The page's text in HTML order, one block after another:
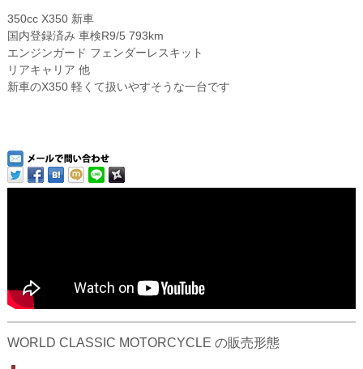
350cc X350 新車
国内登録済み 車検R9/5 793km
エンジンガード フェンダーレスキット
リアキャリア 他
新車のX350 軽くて扱いやすそうな一台です
WORLD CLASSIC MOTORCYCLE の販売形態